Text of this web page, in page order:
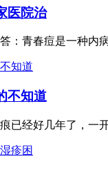
医院治
：青春痘是一种内
不知道
经好几年了，一开